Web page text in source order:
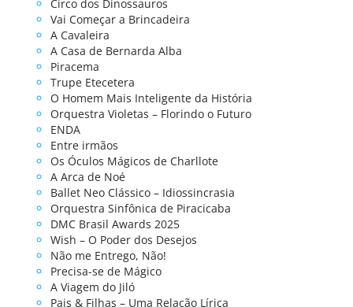
Circo dos Dinossauros
Vai Começar a Brincadeira
A Cavaleira
A Casa de Bernarda Alba
Piracema
Trupe Etecetera
O Homem Mais Inteligente da História
Orquestra Violetas – Florindo o Futuro
ENDA
Entre irmãos
Os Óculos Mágicos de Charllote
A Arca de Noé
Ballet Neo Clássico – Idiossincrasia
Orquestra Sinfônica de Piracicaba
DMC Brasil Awards 2025
Wish – O Poder dos Desejos
Não me Entrego, Não!
Precisa-se de Mágico
A Viagem do Jiló
Pais & Filhas – Uma Relação Lírica